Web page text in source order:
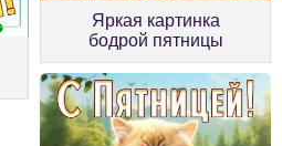
Яркая картинка
бодрой пятницы